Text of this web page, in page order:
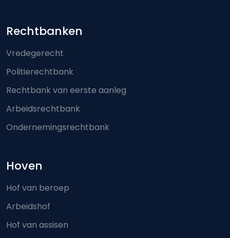
Footer-menu
Rechtbanken
Vredegerecht
Politierechtbank
Rechtbank van eerste aanleg
Arbeidsrechtbank
Ondernemingsrechtbank
Hoven
Hof van beroep
Arbeidshof
Hof van assisen